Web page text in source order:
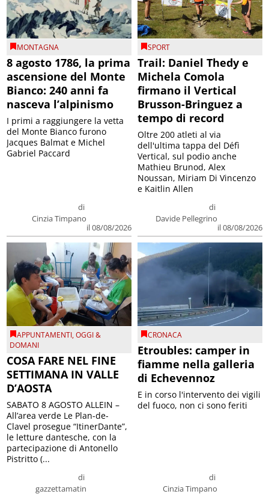
MONTAGNA
8 agosto 1786, la prima
ascensione del Monte
Bianco: 240 anni fa
nasceva l’alpinismo
di
Cinzia Timpano
il 08/08/2026
I primi a raggiungere la vetta
del Monte Bianco furono
Jacques Balmat e Michel
Gabriel Paccard
SPORT
Trail: Daniel Thedy e
Michela Comola
firmano il Vertical
Brusson-Bringuez a
tempo di record
di
Davide Pellegrino
il 08/08/2026
Oltre 200 atleti al via
dell'ultima tappa del Défì
Vertical, sul podio anche
Mathieu Brunod, Alex
Noussan, Miriam Di Vincenzo
e Kaitlin Allen
APPUNTAMENTI,OGGI &
DOMANI
COSA FARE NEL FINE
SETTIMANA IN VALLE
D’AOSTA
di
gazzettamatin
SABATO 8 AGOSTO ALLEIN –
All’area verde Le Plan-de-
Clavel prosegue “ItinerDante”,
le letture dantesche, con la
partecipazione di Antonello
Pistritto (...
CRONACA
Etroubles: camper in
fiamme nella galleria
di Echevennoz
di
Cinzia Timpano
E in corso l'intervento dei vigili
del fuoco, non ci sono feriti